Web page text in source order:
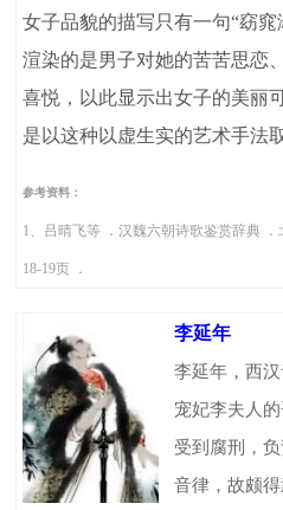
女子品貌的描写只有一句“窈
渲染的是男子对她的苦苦思恋
喜悦，以此显示出女子的美丽
是以这种以虚生实的艺术手法
参考资料：
1、吕晴飞等 ．汉魏六朝诗歌鉴赏辞典 ．
18-19页 ．
李延年
李延年，西
宠妃李夫人
受到腐刑，
音律，故颇